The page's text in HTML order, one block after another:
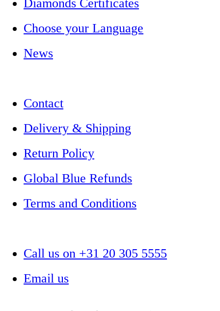
Diamonds Certificates
Choose your Language
News
Contact
Delivery & Shipping
Return Policy
Global Blue Refunds
Terms and Conditions
Call us on +31 20 305 5555
Email us